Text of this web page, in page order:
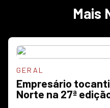
Mais
GERAL
Empresário
Norte na 27ª